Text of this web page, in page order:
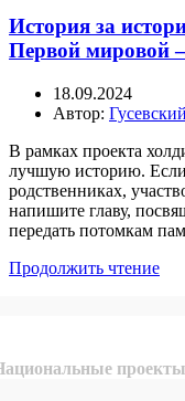
История за
Первой мировой
18.09.2024
Автор:
В рамках проекта
лучшую историю. Если
родственниках,
напишите главу,
передать потомкам
Продолжить чтение
проекты